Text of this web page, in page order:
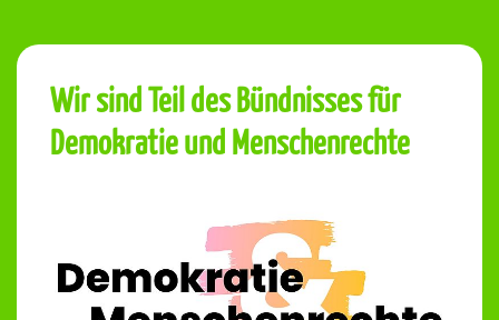
Wir sind Teil des Bündnisses für
Demokratie und Menschenrechte